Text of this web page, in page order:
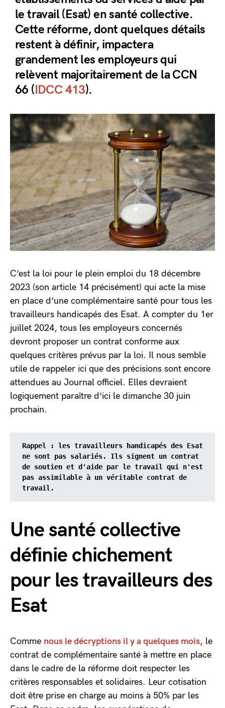
le travail (Esat) en santé collective.
Cette réforme, dont quelques détails
restent à définir, impactera
grandement les employeurs qui
relèvent majoritairement de la CCN
66 (IDCC 413).
C’est la loi pour le plein emploi du 18 décembre
2023 (son article 14 précisément) qui acte la mise
en place d’une complémentaire santé pour tous les
travailleurs handicapés des Esat. A compter du 1er
juillet 2024, tous les employeurs concernés
devront proposer un contrat conforme aux
quelques critères prévus par la loi. Il nous semble
utile de rappeler ici que des précisions sont encore
attendues au Journal officiel. Elles devraient
logiquement paraître d’ici le dimanche 30 juin
prochain.
Rappel : les travailleurs handicapés des Esat
ne sont pas salariés. Ils signent un contrat
de soutien et d'aide par le travail qui n'est
pas assimilable à un véritable contrat de
travail.
Une santé collective
définie chichement
pour les travailleurs des
Esat
Comme nous le décryptions il y a quelques mois, le
contrat de complémentaire santé à mettre en place
dans le cadre de la réforme doit respecter les
critères responsables et solidaires. Leur cotisation
doit être prise en charge au moins à 50% par les